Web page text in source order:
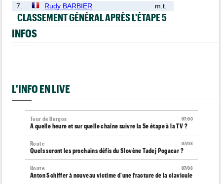
7.
Rudy BARBIER m.t.
CLASSEMENT GÉNÉRAL APRÈS L'ÉTAPE 5
INFOS
L'INFO EN LIVE
07:00
Tour de Burgos
A quelle heure et sur quelle chaîne suivre la 5e étape à la TV ?
07/08
Route
Quels seront les prochains défis du Slovène Tadej Pogacar ?
07/08
Route
Anton Schiffer à nouveau victime d'une fracture de la clavicule